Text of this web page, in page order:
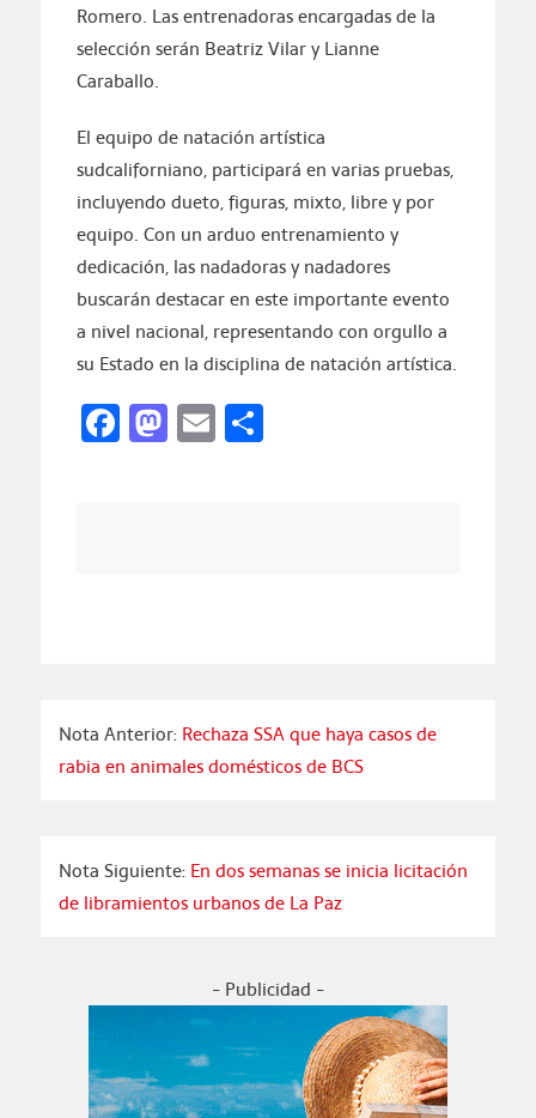
Romero. Las entrenadoras encargadas de la
selección serán Beatriz Vilar y Lianne
Caraballo.
El equipo de natación artística
sudcaliforniano, participará en varias pruebas,
incluyendo dueto, figuras, mixto, libre y por
equipo. Con un arduo entrenamiento y
dedicación, las nadadoras y nadadores
buscarán destacar en este importante evento
a nivel nacional, representando con orgullo a
su Estado en la disciplina de natación artística.
Facebook
Mastodon
EmailCompartir
Nota Anterior:Rechaza SSA que haya casos de
rabia en animales domésticos de BCS
Nota Siguiente: En dos semanas se inicia licitación
de libramientos urbanos de La Paz
- Publicidad -